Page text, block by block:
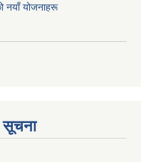
नयाँ योजनाहरू
सूचना